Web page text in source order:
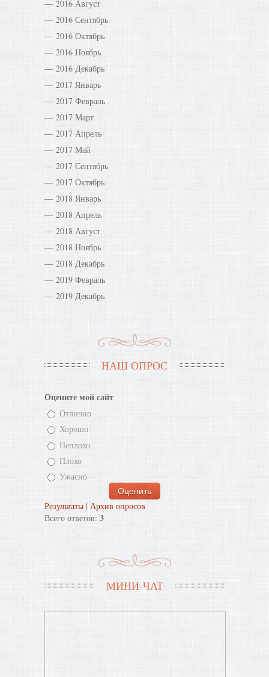
2016 Август
2016 Сентябрь
2016 Октябрь
2016 Ноябрь
2016 Декабрь
2017 Январь
2017 Февраль
2017 Март
2017 Апрель
2017 Май
2017 Сентябрь
2017 Октябрь
2018 Январь
2018 Апрель
2018 Август
2018 Ноябрь
2018 Декабрь
2019 Февраль
2019 Декабрь
НАШ ОПРОС
Оцените мой сайт
Отлично
Хорошо
Неплохо
Плохо
Ужасно
Результаты | Архив опросов
Всего ответов: 3
МИНИ-ЧАТ